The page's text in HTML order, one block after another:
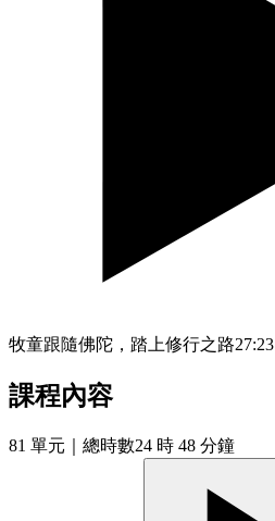
牧童跟隨佛陀，踏上修行之路27:23
課程內容
81 單元 ｜總時數24 時 48 分鐘